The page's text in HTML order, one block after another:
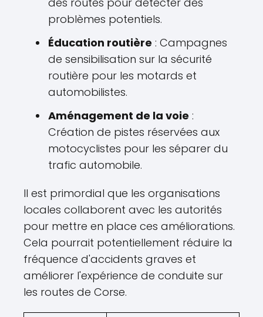
problèmes potentiels.
Éducation routière : Campagnes
de sensibilisation sur la sécurité
routière pour les motards et
automobilistes.
Aménagement de la voie :
Création de pistes réservées aux
motocyclistes pour les séparer du
trafic automobile.
Il est primordial que les organisations
locales collaborent avec les autorités
pour mettre en place ces améliorations.
Cela pourrait potentiellement réduire la
fréquence d'accidents graves et
améliorer l'expérience de conduite sur
les routes de Corse.